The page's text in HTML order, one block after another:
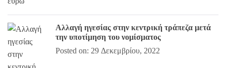
Αλλαγή ηγεσίας στην κεντρική τράπεζα μετά
την υποτίμηση του νομίσματος
Posted on: 29 Δεκεμβρίου, 2022